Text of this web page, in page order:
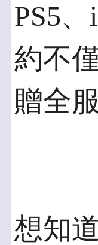
PS5
約不
贈全
想知